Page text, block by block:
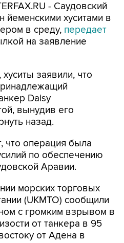
- Саудовский
йеменскими хуситами в
в среду, передает
на заявление
заявили, что
Daisy
вынудив его
назад.
что операция была
по обеспечению
Аравии.
морских торговых
(UKMTO) сообщили
с громким взрывом в
от танкера в 95
от Адена в